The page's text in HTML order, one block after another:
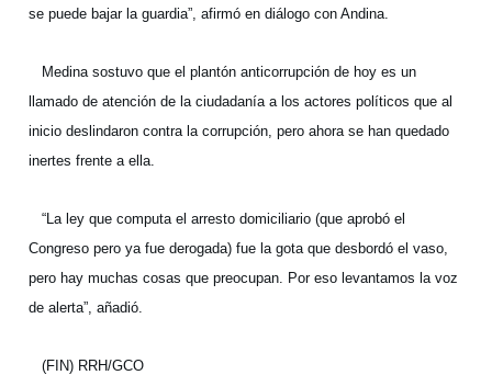
se puede bajar la guardia”, afirmó en diálogo con Andina.
Medina sostuvo que el plantón anticorrupción de hoy es un
llamado de atención de la ciudadanía a los actores políticos que al
inicio deslindaron contra la corrupción, pero ahora se han quedado
inertes frente a ella.
“La ley que computa el arresto domiciliario (que aprobó el
Congreso pero ya fue derogada) fue la gota que desbordó el vaso,
pero hay muchas cosas que preocupan. Por eso levantamos la voz
de alerta”, añadió.
(FIN) RRH/GCO